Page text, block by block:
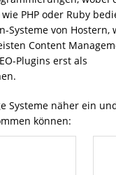
PHP oder Ruby
Systeme von Hostern,
Content
Plugins erst als
Systeme näher ein
können: